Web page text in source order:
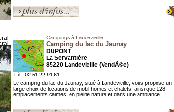
Campings à Landevieille
Camping du lac du Jaunay
DUPONT
La Servantière
85220 Landevieille (VendÃ©e)
Tél : 02 51 22 91 61
Le camping du lac du Jaunay, situé à Landevieille, vous propose un
large choix de locations de mobil homes et chalets, ainsi que 128
emplacements calmes, en pleine nature et dans une ambiance ...